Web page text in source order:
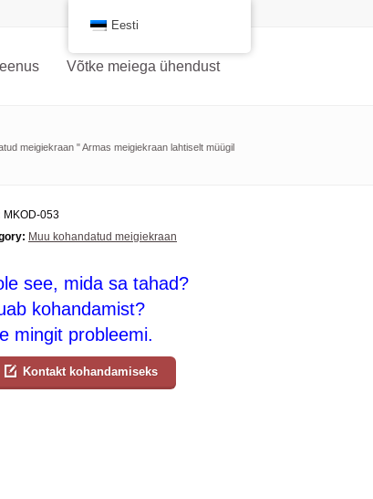
Võtke meiega ühendust
meigiekraan "Armas meigiekraan lahtiselt müügil
MKOD-053
Muu kohandatud meigiekraan
see, mida sa tahad?
kohandamist?
mingit probleemi.
Kontakt kohandamiseks
Eesti